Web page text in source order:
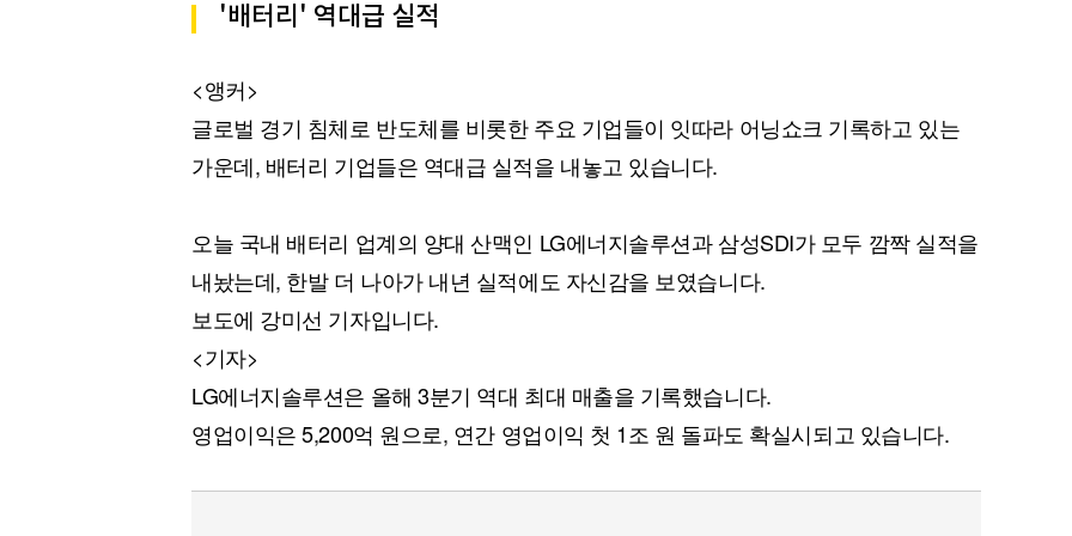
'배터리' 역대급 실적
<앵커>
글로벌 경기 침체로 반도체를 비롯한 주요 기업들이 잇따라 어닝쇼크 기록하고 있는
가운데, 배터리 기업들은 역대급 실적을 내놓고 있습니다.
오늘 국내 배터리 업계의 양대 산맥인 LG에너지솔루션과 삼성SDI가 모두 깜짝 실적을
내놨는데, 한발 더 나아가 내년 실적에도 자신감을 보였습니다.
보도에 강미선 기자입니다.
<기자>
LG에너지솔루션은 올해 3분기 역대 최대 매출을 기록했습니다.
영업이익은 5,200억 원으로, 연간 영업이익 첫 1조 원 돌파도 확실시되고 있습니다.